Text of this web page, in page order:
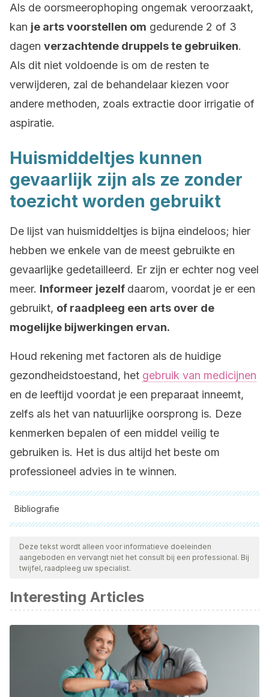
Als de oorsmeerophoping ongemak veroorzaakt,
kan je arts voorstellen om gedurende 2 of 3
dagen verzachtende druppels te gebruiken.
Als dit niet voldoende is om de resten te
verwijderen, zal de behandelaar kiezen voor
andere methoden, zoals extractie door irrigatie of
aspiratie.
Huismiddeltjes kunnen
gevaarlijk zijn als ze zonder
toezicht worden gebruikt
De lijst van huismiddeltjes is bijna eindeloos; hier
hebben we enkele van de meest gebruikte en
gevaarlijke gedetailleerd. Er zijn er echter nog veel
meer. Informeer jezelf daarom, voordat je er een
gebruikt, of raadpleeg een arts over de
mogelijke bijwerkingen ervan.
Houd rekening met factoren als de huidige
gezondheidstoestand, het gebruik van medicijnen
en de leeftijd voordat je een preparaat inneemt,
zelfs als het van natuurlijke oorsprong is. Deze
kenmerken bepalen of een middel veilig te
gebruiken is. Het is dus altijd het beste om
professioneel advies in te winnen.
Bibliografie
Alle aangehaalde bronnen zijn grondig gecontroleerd door
ons team om hun kwaliteit, betrouwbaarheid, actualiteit en
geldigheid te waarborgen. De bibliografie van dit artikel werd
Ekor M. The growing use of herbal medicines: issues
relating to adverse reactions and challenges in monitoring
safety. Front Pharmacol. 2014;4:177. Published 2014 Jan 10.
doi:10.3389/fphar.2013.00177
5 things to know about triclosan. (2019). U.S. Food and
Drug Administration.
Deze tekst wordt alleen voor informatieve doeleinden
aangeboden en vervangt niet het consult bij een professional. Bij
twijfel, raadpleeg uw specialist.
Interesting Articles